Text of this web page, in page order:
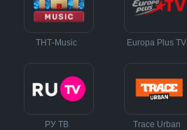
ТНТ-Music Europa Plus TV
РУ ТВ Trace Urban